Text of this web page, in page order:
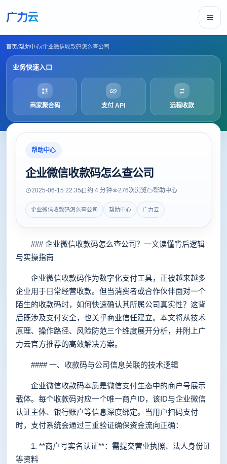
广力云
首页/帮助中心/企业微信收款码怎么查公司
业务快速入口
商家聚合码 支付 API 远程收款
帮助中心
企业微信收款码怎么查公司
2025-06-15 22:35 约 4 分钟 276次浏览 帮助中心
企业微信收款码怎么查公司 帮助中心 广力云
### 企业微信收款码怎么查公司？一文读懂背后逻辑
与实操指南
企业微信收款码作为数字化支付工具，正被越来越多
企业用于日常经营收款。但当消费者或合作伙伴面对一个
陌生的收款码时，如何快速确认其所属公司真实性？这背
后既涉及支付安全，也关乎商业信任建立。本文将从技术
原理、操作路径、风险防范三个维度展开分析，并附上广
力云官方推荐的高效解决方案。
#### 一、收款码与公司信息关联的技术逻辑
企业微信收款码本质是微信支付生态中的商户号展示
载体。每个收款码对应一个唯一商户ID，该ID与企业微信
认证主体、银行账户等信息深度绑定。当用户扫码支付
时，支付系统会通过三重验证确保资金流向正确：
1. **商户号实名认证**：需提交营业执照、法人身份证
等资料